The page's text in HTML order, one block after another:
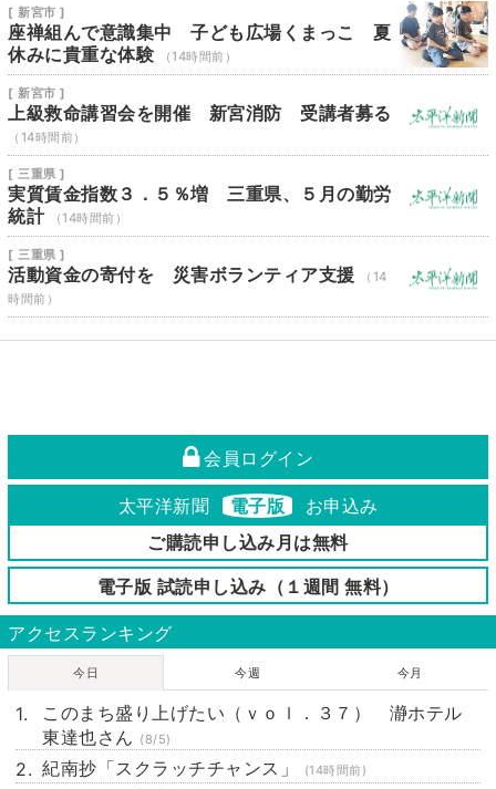
[ 新宮市 ]
座禅組んで意識集中 子ども広場くまっこ 夏
休みに貴重な体験
（14時間前）
[ 新宮市 ]
上級救命講習会を開催 新宮消防 受講者募る
（14時間前）
[ 三重県 ]
実質賃金指数３．５％増 三重県、５月の勤労
統計
（14時間前）
[ 三重県 ]
活動資金の寄付を 災害ボランティア支援
（14
時間前）
会員ログイン
太平洋新聞 電子版
お申込み
ご購読申し込み月は無料
電子版 試読申し込み（１週間 無料）
アクセスランキング
今日 今週 今月
このまち盛り上げたい（ｖｏｌ．３７） 瀞ホテル
東達也さん (8/5)
紀南抄「スクラッチチャンス」 (14時間前)